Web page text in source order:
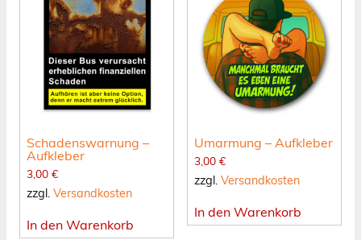
Schadenswarnung –
Aufkleber
3,00 €
zzgl. Versandkosten
In den Warenkorb
Umarmung – Aufkleber
3,00 €
zzgl. Versandkosten
In den Warenkorb